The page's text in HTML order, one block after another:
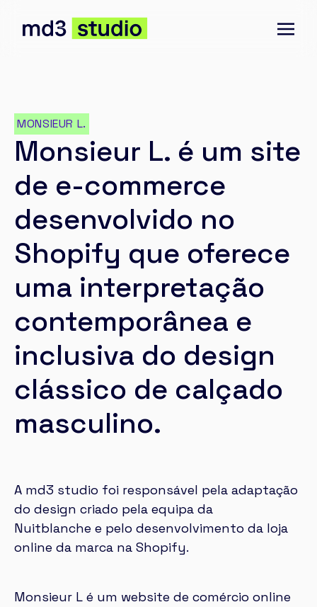
MONSIEUR L.
Monsieur L. é um site
de e-commerce
desenvolvido no
Shopify que oferece
uma interpretação
contemporânea e
inclusiva do design
clássico de calçado
masculino.
A md3 studio foi responsável pela adaptação
do design criado pela equipa da
Nuitblanche e pelo desenvolvimento da loja
online da marca na Shopify.
Monsieur L é um website de comércio online